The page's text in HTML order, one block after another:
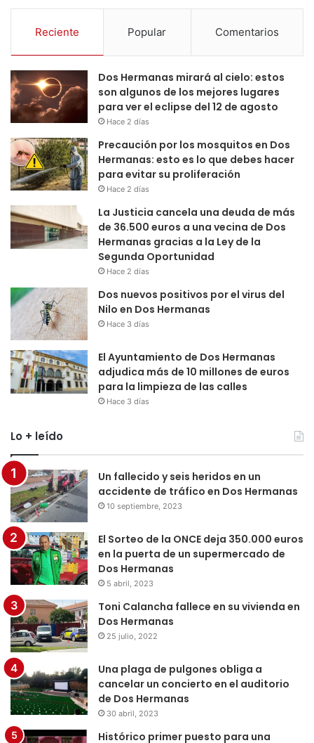
Reciente Popular Comentarios
Dos Hermanas mirará al cielo: estos
son algunos de los mejores lugares
para ver el eclipse del 12 de agosto
Hace 2 días
Precaución por los mosquitos en Dos
Hermanas: esto es lo que debes hacer
para evitar su proliferación
Hace 2 días
La Justicia cancela una deuda de más
de 36.500 euros a una vecina de Dos
Hermanas gracias a la Ley de la
Segunda Oportunidad
Hace 2 días
Dos nuevos positivos por el virus del
Nilo en Dos Hermanas
Hace 3 días
El Ayuntamiento de Dos Hermanas
adjudica más de 10 millones de euros
para la limpieza de las calles
Hace 3 días
Lo + leído
Un fallecido y seis heridos en un
accidente de tráfico en Dos Hermanas
10 septiembre, 2023
El Sorteo de la ONCE deja 350.000 euros
en la puerta de un supermercado de
Dos Hermanas
5 abril, 2023
Toni Calancha fallece en su vivienda en
Dos Hermanas
25 julio, 2022
Una plaga de pulgones obliga a
cancelar un concierto en el auditorio
de Dos Hermanas
30 abril, 2023
Histórico primer puesto para una